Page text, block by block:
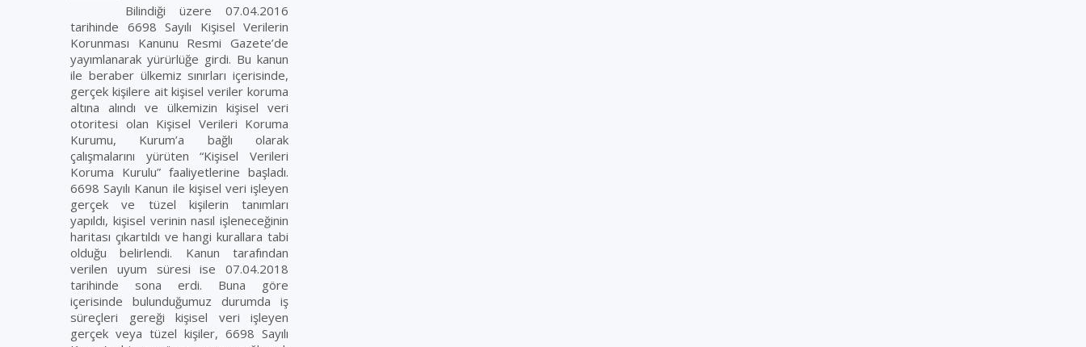
Bilindiği üzere 07.04.2016
tarihinde 6698 Sayılı Kişisel Verilerin
Korunması Kanunu Resmi Gazete’de
yayımlanarak yürürlüğe girdi. Bu kanun
ile beraber ülkemiz sınırları içerisinde,
gerçek kişilere ait kişisel veriler koruma
altına alındı ve ülkemizin kişisel veri
otoritesi olan Kişisel Verileri Koruma
Kurumu, Kurum’a bağlı olarak
çalışmalarını yürüten “Kişisel Verileri
Koruma Kurulu” faaliyetlerine başladı.
6698 Sayılı Kanun ile kişisel veri işleyen
gerçek ve tüzel kişilerin tanımları
yapıldı, kişisel verinin nasıl işleneceğinin
haritası çıkartıldı ve hangi kurallara tabi
olduğu belirlendi. Kanun tarafından
verilen uyum süresi ise 07.04.2018
tarihinde sona erdi. Buna göre
içerisinde bulunduğumuz durumda iş
süreçleri gereği kişisel veri işleyen
gerçek veya tüzel kişiler, 6698 Sayılı